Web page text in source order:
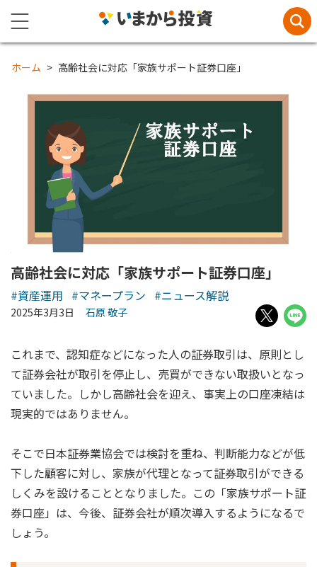
ホーム 高齢社会に対応「家族サポート証券口座」
高齢社会に対応「家族サポート証券口座」
#資産運用 #マネープラン #ニュース解説
2025年3月3日 石原 敬子
これまで、認知症などになった人の証券取引は、原則とし
て証券会社が取引を停止し、売買ができない取扱いとなっ
ていました。しかし高齢社会を迎え、事実上の口座凍結は
現実的ではありません。
そこで日本証券業協会では検討を重ね、判断能力などが低
下した顧客に対し、家族が代理となって証券取引ができる
しくみを設けることとなりました。この「家族サポート証
券口座」は、今後、証券会社が順次導入するようになるで
しょう。